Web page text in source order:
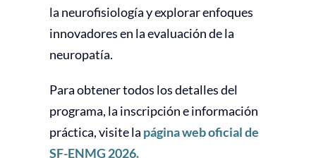
la neurofisiología y explorar enfoques
innovadores en la evaluación de la
neuropatía.
Para obtener todos los detalles del
programa, la inscripción e información
práctica, visite la página web oficial de
SF-ENMG 2026.